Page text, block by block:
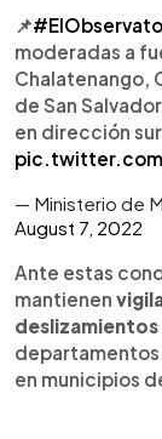
📌
moderadas a
Chalatenango,
de San
en dirección
— Ministerio de
August 7, 2022
Ante estas
mantienen
deslizamientos
departamentos
en municipios